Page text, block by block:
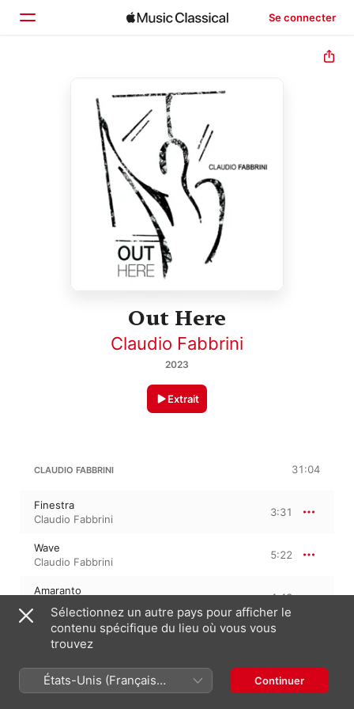
Se connecter
Parcourir
Rechercher
Out Here
Claudio Fabbrini
2023
Extrait
CLAUDIO FABBRINI 31:04
Finestra
Claudio Fabbrini
3:31
Wave
Claudio Fabbrini
5:22
Amaranto
Claudio Fabbrini
4:43
Mosquito
Claudio Fabbrini
Lady On Tour
Claudio Fabbrini
5:13
Sélectionnez un autre pays pour afficher le
contenu spécifique du lieu où vous vous
trouvez
États-Unis (Français
France)
Continuer